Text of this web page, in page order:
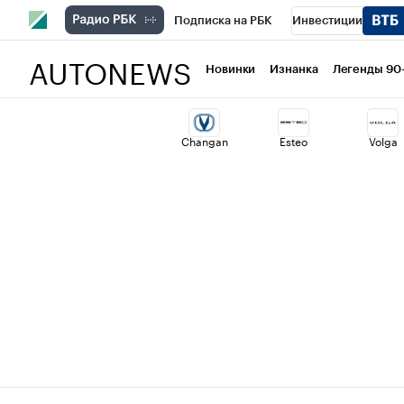
Подписка на РБК Инвестиции
Национальные проекты Город
Кредитные рейтинги Франшизы
AUTONEWS Новинки Изнанка Легенды
Changan Esteo Volga